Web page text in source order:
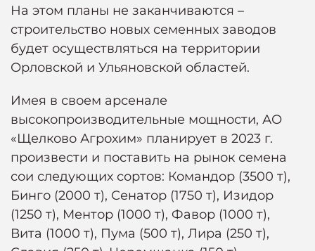
На этом планы не заканчиваются –
строительство новых семенных заводов
будет осуществляться на территории
Орловской и Ульяновской областей.
Имея в своем арсенале
высокопроизводительные мощности, АО
«Щелково Агрохим» планирует в 2023 г.
произвести и поставить на рынок семена
сои следующих сортов: Командор (3500 т),
Бинго (2000 т), Сенатор (1750 т), Изидор
(1250 т), Ментор (1000 т), Фавор (1000 т),
Вита (1000 т), Пума (500 т), Лира (250 т),